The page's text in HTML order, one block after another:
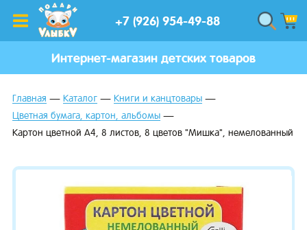
+7 (926) 954-49-88
Интернет-магазин детских товаров
Главная Каталог
Книги и канцтовары
Цветная бумага, картон, альбомы
Картон цветной А4, 8 листов, 8 цветов "Мишка", немелованный